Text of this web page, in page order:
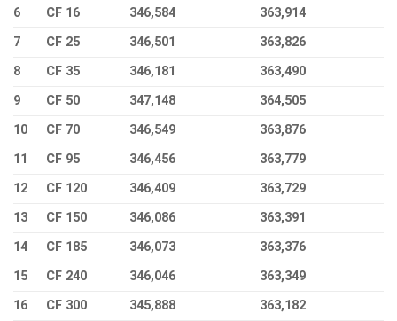
6
CF 16 346,584
363,914
7
CF 25 346,501
363,826
8
CF 35 346,181
363,490
9
CF 50 347,148
364,505
10
CF 70 346,549
363,876
11
CF 95 346,456
363,779
12
CF 120 346,409
363,729
13
CF 150 346,086
363,391
14
CF 185 346,073
363,376
15
CF 240 346,046
363,349
16
CF 300 345,888
363,182